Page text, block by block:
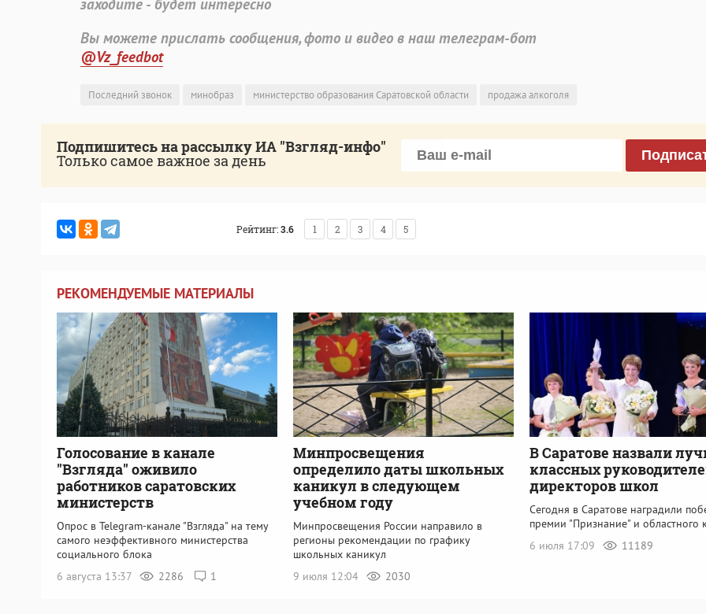
заходите - будет интересно
Вы можете прислать сообщения, фото и видео в наш телеграм-бот
@Vz_feedbot
Последний звонок минобраз министерство образования Саратовской области продажа алкоголя
Подпишитесь на рассылку ИА "Взгляд-инфо"
Только самое важное за день
Рейтинг:3.6 1 2 3 4 5
РЕКОМЕНДУЕМЫЕ МАТЕРИАЛЫ
Голосование в канале
"Взгляда" оживило
работников саратовских
министерств
Опрос в Telegram-канале "Взгляда" на тему
самого неэффективного министерства
социального блока
6 августа 13:37
2286 1
Минпросвещения
определило даты школьных
каникул в следующем
учебном году
Минпросвещения России направило в
регионы рекомендации по графику
школьных каникул
9 июля 12:04
2030
В Саратове назвали
классных
директоров школ
Сегодня в Саратове наградили
премии "Признание" и областного
6 июля 17:09
11189